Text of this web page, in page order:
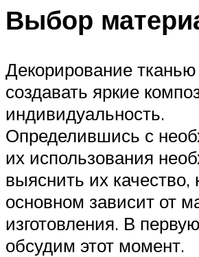
Выбор
Декорирование тканью
создавать яркие
индивидуальность.
Определившись с
их использования
выяснить их качество,
основном зависит от
изготовления. В
обсудим этот момент.